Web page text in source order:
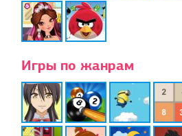
Игры по жанрам